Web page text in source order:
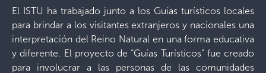
El ISTU ha trabajado junto a los Guías turísticos locales
para brindar a los visitantes extranjeros y nacionales una
interpretación del Reino Natural en una forma educativa
y diferente. El proyecto de “Guías Turísticos” fue creado
para involucrar a las personas de las comunidades